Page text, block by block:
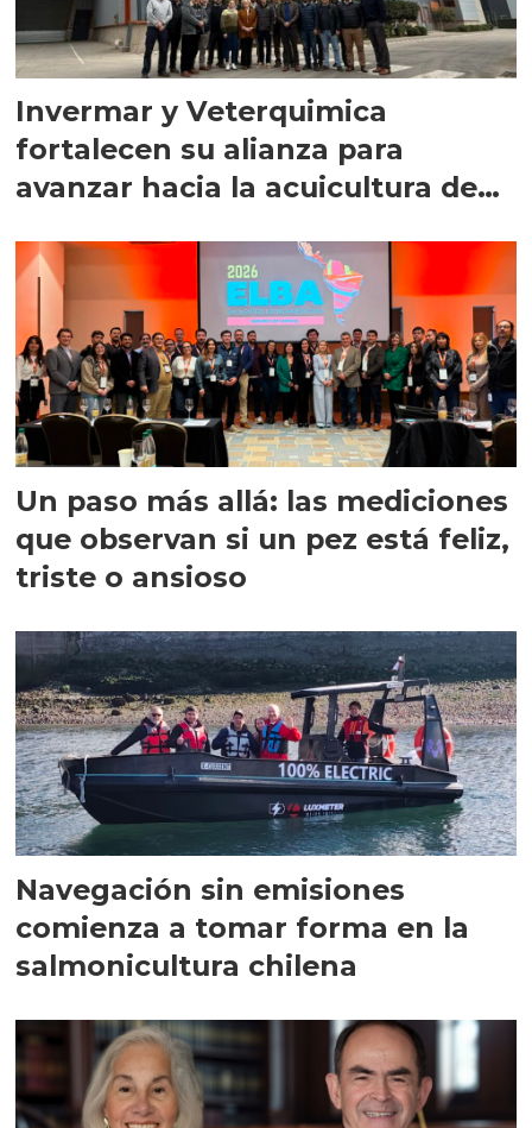
Invermar y Veterquimica
fortalecen su alianza para
avanzar hacia la acuicultura de
Un paso más allá: las mediciones
que observan si un pez está feliz,
triste o ansioso
Navegación sin emisiones
comienza a tomar forma en la
salmonicultura chilena